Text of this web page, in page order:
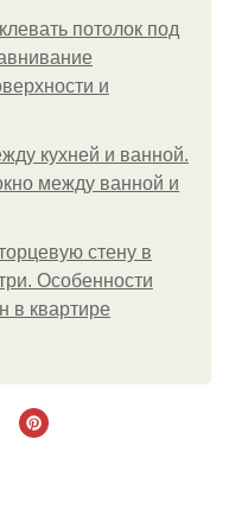
потолок под
и
кухней и ванной.
между ванной и
стену в
Особенности
в квартире